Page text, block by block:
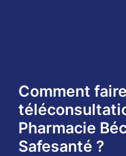
Comment
Pharmacie
Safesanté ?